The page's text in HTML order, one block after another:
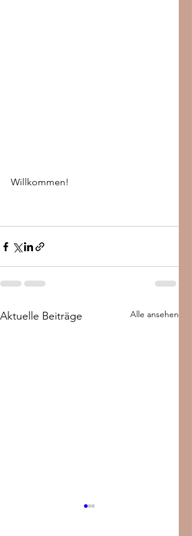
Willkommen!
Aktuelle Beiträge Alle ansehen